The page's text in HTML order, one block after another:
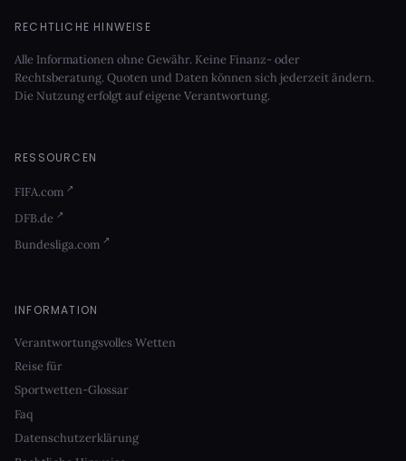
RECHTLICHE HINWEISE
Alle Informationen ohne Gewähr. Keine Finanz- oder
Rechtsberatung. Quoten und Daten können sich jederzeit ändern.
Die Nutzung erfolgt auf eigene Verantwortung.
RESSOURCEN
FIFA.com
DFB.de
Bundesliga.com
INFORMATION
Verantwortungsvolles Wetten
Reise für
Sportwetten-Glossar
Faq
Datenschutzerklärung